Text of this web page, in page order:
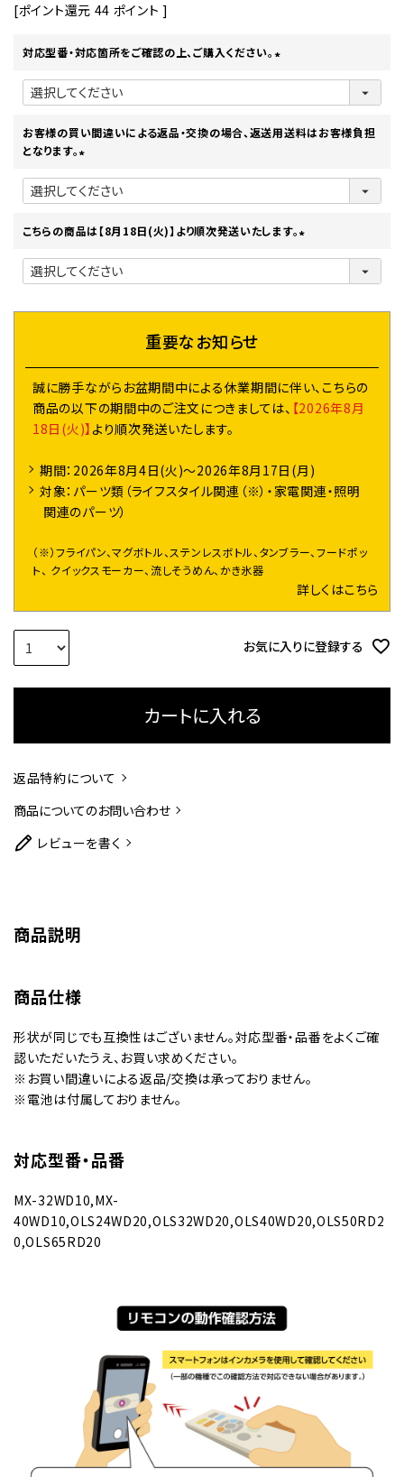
[ポイント還元 44 ポイント ]
対応型番・対応箇所をご確認の上、ご購入ください。
(
)
お客様の買い間違いによる返品・交換の場合、返送用送料はお客様負担
となります。
(
必
)
こちらの商品は【8月18日(火)】より順次発送いたします。
(
)
重要なお知らせ
誠に勝手ながらお盆期間中による休業期間に伴い、こちらの
商品の以下の期間中のご注文につきましては、 【2026年8月
18日(火)】 より順次発送いたします。
期間：2026年8月4日(火)～2026年8月17日(月)
対象：パーツ類（ライフスタイル関連（※）・家電関連・照明
関連のパーツ）
（※）フライパン、マグボトル、ステンレスボトル、タンブラー、フードポッ
ト、 クイックスモーカー、流しそうめん、かき氷器
詳しくはこちら
お気に入りに登録する
カートに入れる
返品特約について
商品についてのお問い合わせ
レビューを書く
商品説明
商品仕様
形状が同じでも互換性はございません。対応型番・品番をよくご確
認いただいたうえ、お買い求めください。
※お買い間違いによる返品/交換は承っておりません。
※電池は付属しておりません。
対応型番・品番
MX-32WD10,MX-
40WD10,OLS24WD20,OLS32WD20,OLS40WD20,OLS50RD2
0,OLS65RD20